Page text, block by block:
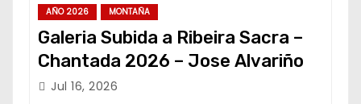
AÑO 2026 MONTAÑA
Galeria Subida a Ribeira Sacra –
Chantada 2026 – Jose Alvariño
Jul 16, 2026